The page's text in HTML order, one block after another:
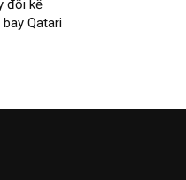
đổi kế
Qatari